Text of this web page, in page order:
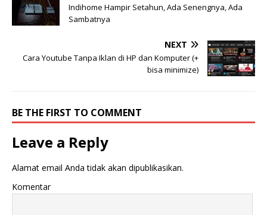
Indihome Hampir Setahun, Ada Senengnya, Ada
Sambatnya
NEXT
Cara Youtube Tanpa Iklan di HP dan Komputer (+
bisa minimize)
BE THE FIRST TO COMMENT
Leave a Reply
Alamat email Anda tidak akan dipublikasikan.
Komentar